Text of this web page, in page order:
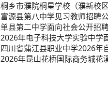
桐乡市濮院桐星学校（濮新校
校聘教师
富源县第八中学见习教师招聘
单县第二中学面向社会公开招
英语教师公告
2026年电子科技大学实验中学
招聘临时聘用教师公告
四川省蒲江县职业中学2026年
公告
2026年昆山花桥国际商务城花